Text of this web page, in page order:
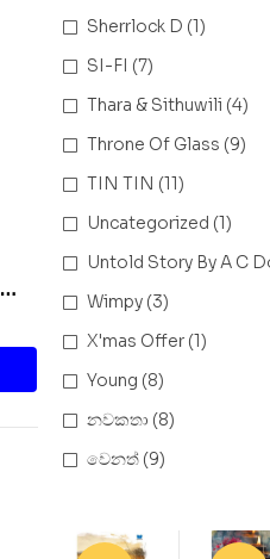
Sherrlock D (1)
SI-FI (7)
Thara & Sithuwili (4)
Throne Of Glass (9)
TIN TIN (11)
Uncategorized (1)
Untold Story By A C
Wimpy (3)
X'mas Offer (1)
Young (8)
නවකතා (8)
වෙනත් (9)